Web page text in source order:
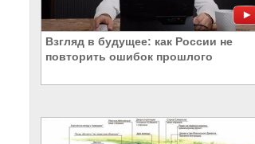
Взгляд в будущее: как России не
повторить ошибок прошлого